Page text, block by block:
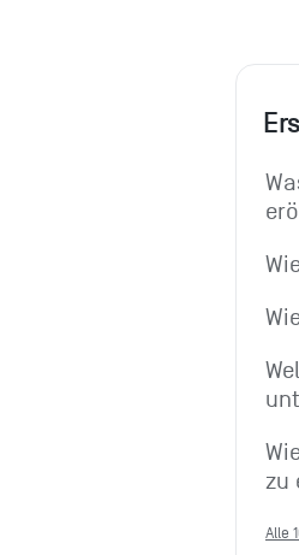
zu
Alle